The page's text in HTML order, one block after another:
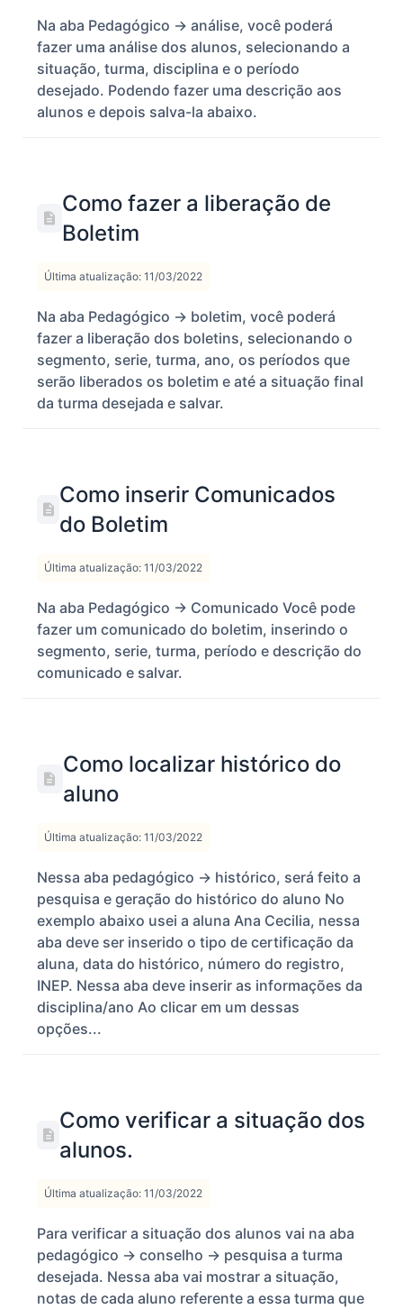
Na aba Pedagógico -> análise, você poderá
fazer uma análise dos alunos, selecionando a
situação, turma, disciplina e o período
desejado. Podendo fazer uma descrição aos
alunos e depois salva-la abaixo.
Como fazer a liberação de
Boletim
Última atualização: 11/03/2022
Na aba Pedagógico -> boletim, você poderá
fazer a liberação dos boletins, selecionando o
segmento, serie, turma, ano, os períodos que
serão liberados os boletim e até a situação final
da turma desejada e salvar.
Como inserir Comunicados
do Boletim
Última atualização: 11/03/2022
Na aba Pedagógico -> Comunicado Você pode
fazer um comunicado do boletim, inserindo o
segmento, serie, turma, período e descrição do
comunicado e salvar.
Como localizar histórico do
aluno
Última atualização: 11/03/2022
Nessa aba pedagógico -> histórico, será feito a
pesquisa e geração do histórico do aluno No
exemplo abaixo usei a aluna Ana Cecilia, nessa
aba deve ser inserido o tipo de certificação da
aluna, data do histórico, número do registro,
INEP. Nessa aba deve inserir as informações da
disciplina/ano Ao clicar em um dessas
opções...
Como verificar a situação dos
alunos.
Última atualização: 11/03/2022
Para verificar a situação dos alunos vai na aba
pedagógico -> conselho -> pesquisa a turma
desejada. Nessa aba vai mostrar a situação,
notas de cada aluno referente a essa turma que